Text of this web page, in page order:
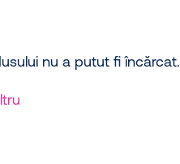
nu a putut fi încărcat.